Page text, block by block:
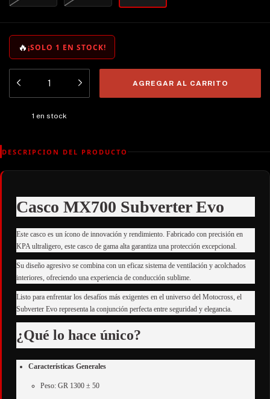
🔥¡SOLO 1 EN STOCK!
1 en stock
DESCRIPCION DEL PRODUCTO
Casco MX700 Subverter Evo
Este casco es un ícono de innovación y rendimiento. Fabricado con precisión en
KPA ultraligero, este casco de gama alta garantiza una protección excepcional.
Su diseño agresivo se combina con un eficaz sistema de ventilación y acolchados
interiores, ofreciendo una experiencia de conducción sublime.
Listo para enfrentar los desafíos más exigentes en el universo del Motocross, el
Subverter Evo representa la conjunción perfecta entre seguridad y elegancia.
¿Qué lo hace único?
Características Generales
Peso: GR 1300 ± 50